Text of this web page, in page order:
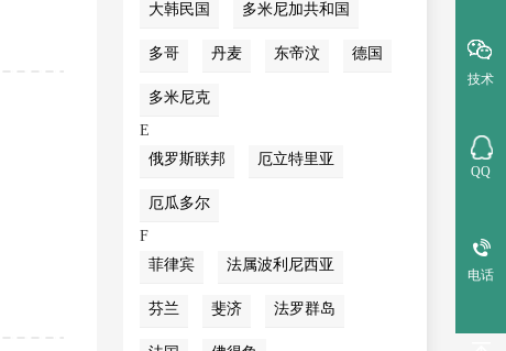
大韩民国
多米尼加共和国
多哥 丹麦 东帝汶 德国
多米尼克
E
俄罗斯联邦
厄立特里亚
厄瓜多尔
F
菲律宾
法属波利尼西亚
芬兰 斐济 法罗群岛
技术
QQ
电话